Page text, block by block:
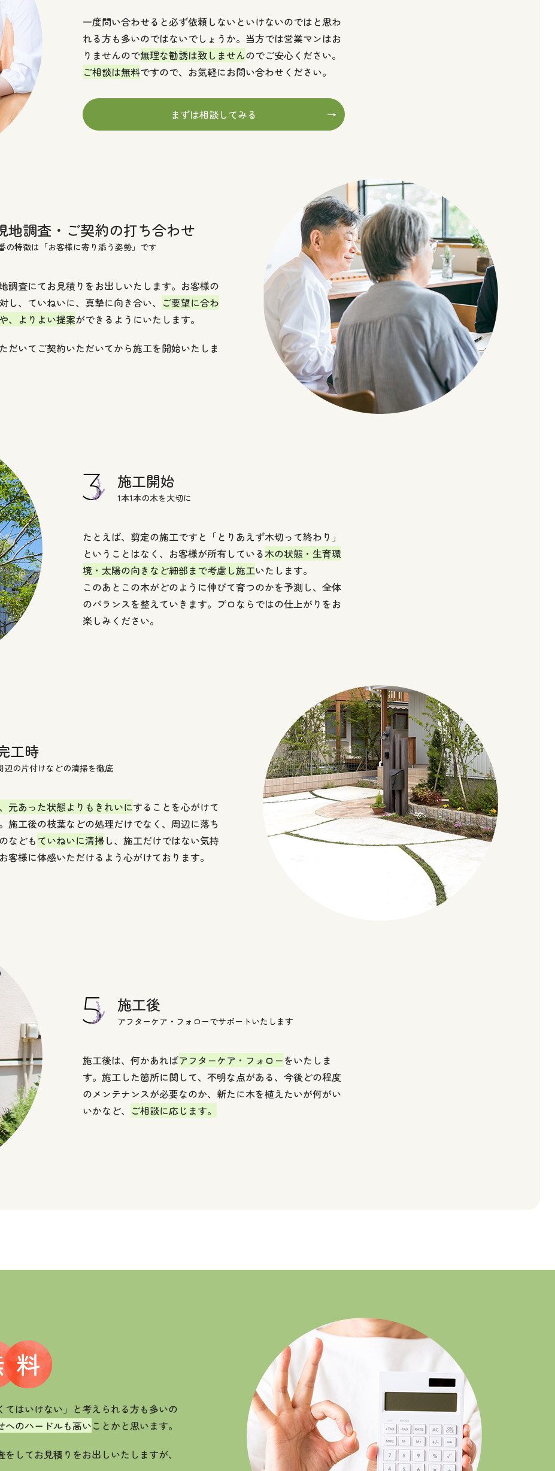
一度問い合わせると必ず依頼しないといけないのではと思わ
れる方も多いのではないでしょうか。当方では営業マンはお
りませんので無理な勧誘は致しませんのでご安心ください。
ご相談は無料ですので、お気軽にお問い合わせください。
まずは相談してみる
地調査・ご契約の打ち合わせ
の特徴は「お客様に寄り添う姿勢」です
調査にてお見積りをお出しいたします。お客様の
し、ていねいに、真摯に向き合い、 ご要望に合わ
、よりよい提案ができるようにいたします。
だいてご契約いただいてから施工を開始いたしま
施工開始
1本1本の木を大切に
たとえば、剪定の施工ですと「とりあえず木切って終わり」
ということはなく、お客様が所有している木の状態・生育環
境・太陽の向きなど細部まで考慮し施工いたします。
このあとこの木がどのように伸びて育つのかを予測し、全体
のバランスを整えていきます。プロならではの仕上がりをお
楽しみください。
工時
辺の片付けなどの清掃を徹底
元あった状態よりもきれいにすることを心がけて
施工後の枝葉などの処理だけでなく、周辺に落ち
などもていねいに清掃し、施工だけではない気持
客様に体感いただけるよう心がけております。
施工後
アフターケア・フォローでサポートいたします
施工後は、何かあればアフターケア・フォローをいたしま
す。施工した箇所に関して、不明な点がある、今後どの程度
のメンテナンスが必要なのか、新たに木を植えたいが何がい
いかなど、
ご相談に応じます。
てはいけない」と考えられる方も多いの
へのハードルも高いことかと思います。
してお見積りをお出しいたしますが、